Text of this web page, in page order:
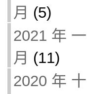
月 (5)
2021 年 一
月 (11)
2020 年 十